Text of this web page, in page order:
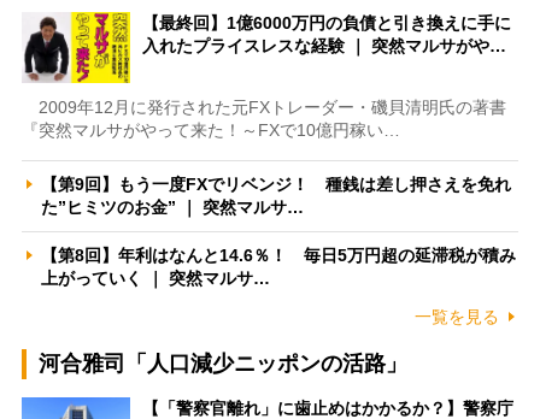
【最終回】1億6000万円の負債と引き換えに手に
入れたプライスレスな経験 ｜ 突然マルサがや…
2009年12月に発行された元FXトレーダー・磯貝清明氏の著書
『突然マルサがやって来た！～FXで10億円稼い…
【第9回】もう一度FXでリベンジ！ 種銭は差し押さえを免れ
た”ヒミツのお金” ｜ 突然マルサ…
【第8回】年利はなんと14.6％！ 毎日5万円超の延滞税が積み
上がっていく ｜ 突然マルサ…
一覧を見る
河合雅司「人口減少ニッポンの活路」
【「警察官離れ」に歯止めはかかるか？】警察庁